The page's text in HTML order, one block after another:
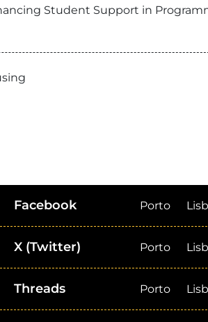
Student Support in
Facebook Porto
X (Twitter) Porto
Threads Porto